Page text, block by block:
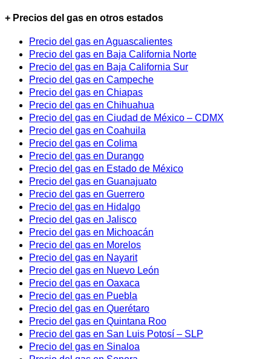
+ Precios del gas en otros estados
Precio del gas en Aguascalientes
Precio del gas en Baja California Norte
Precio del gas en Baja California Sur
Precio del gas en Campeche
Precio del gas en Chiapas
Precio del gas en Chihuahua
Precio del gas en Ciudad de México – CDMX
Precio del gas en Coahuila
Precio del gas en Colima
Precio del gas en Durango
Precio del gas en Estado de México
Precio del gas en Guanajuato
Precio del gas en Guerrero
Precio del gas en Hidalgo
Precio del gas en Jalisco
Precio del gas en Michoacán
Precio del gas en Morelos
Precio del gas en Nayarit
Precio del gas en Nuevo León
Precio del gas en Oaxaca
Precio del gas en Puebla
Precio del gas en Querétaro
Precio del gas en Quintana Roo
Precio del gas en San Luis Potosí – SLP
Precio del gas en Sinaloa